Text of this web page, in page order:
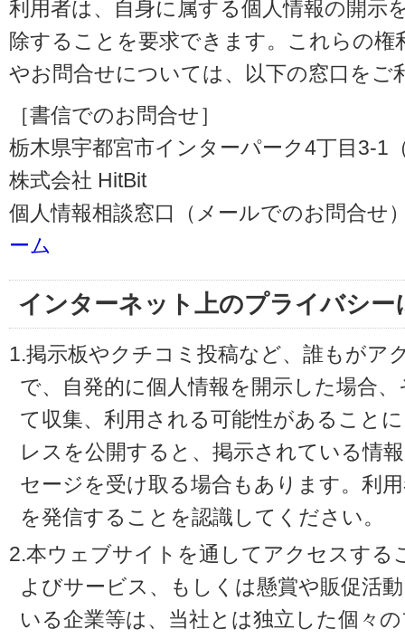
利用者は、自身に属する個人情報の開示
除することを要求できます。これらの権
やお問合せについては、以下の窓口をご
［書信でのお問合せ］
栃木県宇都宮市インターパーク4丁目3-1
株式会社 HitBit
個人情報相談窓口（メールでのお問合せ
ーム
インターネット上のプライバシー
1.掲示板やクチコミ投稿など、誰もがア
で、自発的に個人情報を開示した場合
て収集、利用される可能性があること
レスを公開すると、掲示されている情
セージを受け取る場合もあります。利
を発信することを認識してください。
2.本ウェブサイトを通してアクセスする
よびサービス、もしくは懸賞や販促活
いる企業等は、当社とは独立した個々